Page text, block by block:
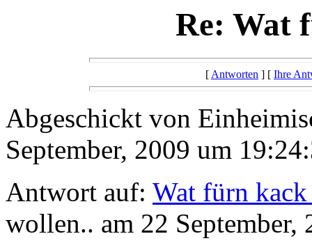
Re: Wat
[Antworten ] [ Ihre
Abgeschickt von
September, 2009 um
Antwort auf: Wat fürn kack
wollen.. am 22 September,